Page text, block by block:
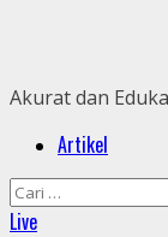
Akurat dan
PrimaryArtikel
Cari
untuk:
Live